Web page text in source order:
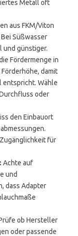
Metall oft
aus FKM/Viton
Süßwasser
und günstiger.
Fördermenge in
damit
entspricht. Wähle
oder
den Einbauort
für
Achte auf
und
dass Adapter
ob Hersteller
oder passende